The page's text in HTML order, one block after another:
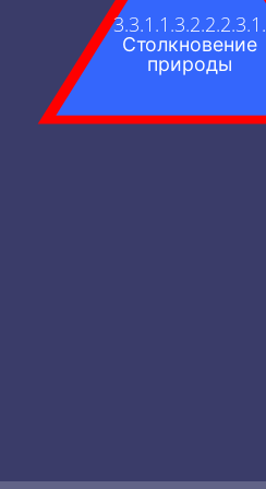
3.3.1.1.3.2.2.2.3.1.
Столкновение
природы